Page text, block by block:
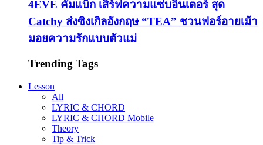
4EVE คัมแบ็ก เสิร์ฟความแซ่บอินเตอร์ สุด
Catchy ส่งซิงเกิลอังกฤษ “TEA” ชวนฟอร์อายเม้า
มอยความรักแบบตัวแม่
Trending Tags
Lesson
All
LYRIC & CHORD
LYRIC & CHORD Mobile
Theory
Tip & Trick